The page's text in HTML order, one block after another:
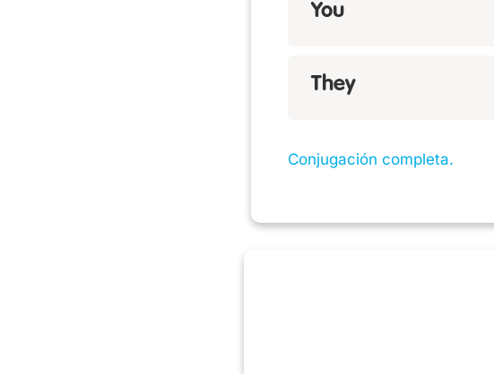
You
They
Conjugación completa.